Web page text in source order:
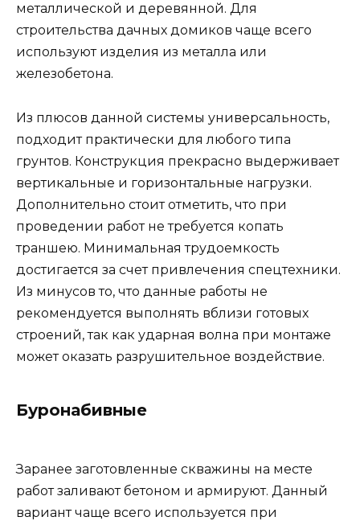
металлической и деревянной. Для
строительства дачных домиков чаще всего
используют изделия из металла или
железобетона.
Из плюсов данной системы универсальность,
подходит практически для любого типа
грунтов. Конструкция прекрасно выдерживает
вертикальные и горизонтальные нагрузки.
Дополнительно стоит отметить, что при
проведении работ не требуется копать
траншею. Минимальная трудоемкость
достигается за счет привлечения спецтехники.
Из минусов то, что данные работы не
рекомендуется выполнять вблизи готовых
строений, так как ударная волна при монтаже
может оказать разрушительное воздействие.
Буронабивные
Заранее заготовленные скважины на месте
работ заливают бетоном и армируют. Данный
вариант чаще всего используется при